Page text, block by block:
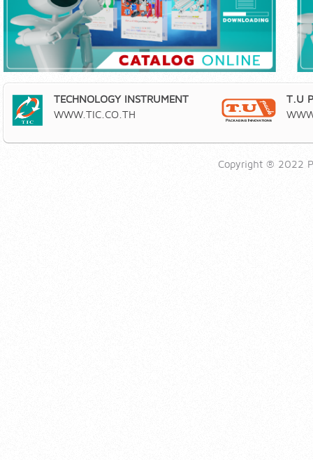
TECHNOLOGY INSTRUMENT
WWW.TIC.CO.TH
T.U
Copyright ® 2022